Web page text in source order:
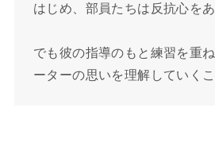
はじめ、部員たちは反抗心を
でも彼の指導のもと練習を重
ーターの思いを理解していくこ